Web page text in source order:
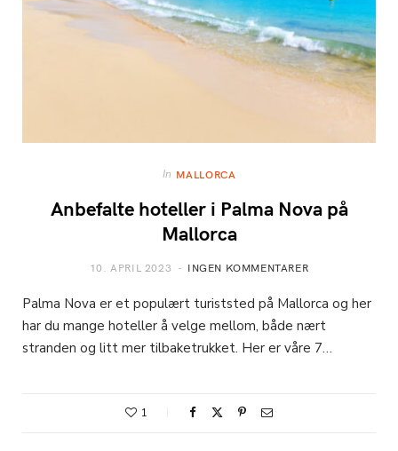
In MALLORCA
Anbefalte hoteller i Palma Nova på
Mallorca
10. APRIL 2023 INGEN KOMMENTARER
Palma Nova er et populært turiststed på Mallorca og her
har du mange hoteller å velge mellom, både nært
stranden og litt mer tilbaketrukket. Her er våre 7…
1